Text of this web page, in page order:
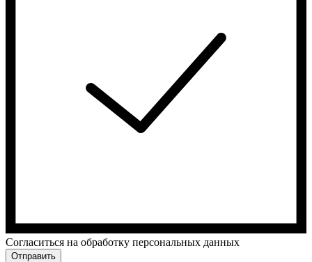
Cогласиться на обработку персональных данных
Отправить